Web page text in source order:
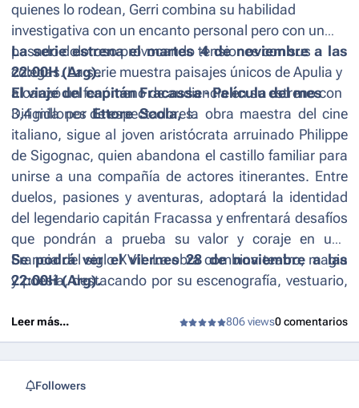
quienes lo rodean, Gerri combina su habilidad
investigativa con un encanto personal pero con un
pasado doloroso provocando tensiones con sus
colegas. La serie muestra paisajes únicos de Apulia y
alcanzó un fenómeno de audiencia en su estreno con
3,4 millones de espectadores.
La serie estrena el martes 4 de noviembre a las
22:00H (Arg).
El viaje del capitán Fracassa- Película del mes
Dirigida porEttore Scola,la obra maestra del cine
italiano, sigue al joven aristócrata arruinado Philippe
de Sigognac, quien abandona el castillo familiar para
unirse a una compañía de actores itinerantes. Entre
duelos, pasiones y aventuras, adoptará la identidad
del legendario capitán Fracassa y enfrentará desafíos
que pondrán a prueba su valor y coraje en una
Francia del siglo XVII. La obra combina teatro, magia
y poesía, destacando por su escenografía, vestuario,
Se podrá ver el viernes 28 de noviembre a las
22:00H (Arg).
Leer más... 806 views0 comentarios
Followers